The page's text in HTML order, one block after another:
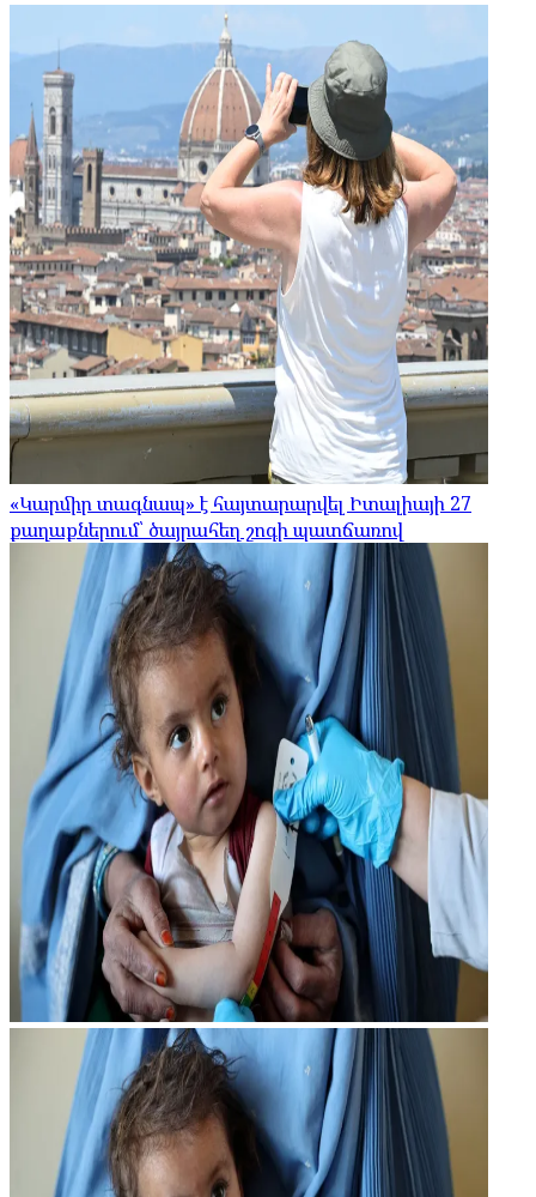
«Կարմիր տագնապ» է հայտարարվել Իտալիայի 27
քաղաքներում՝ ծայրահեղ շոգի պատճառով